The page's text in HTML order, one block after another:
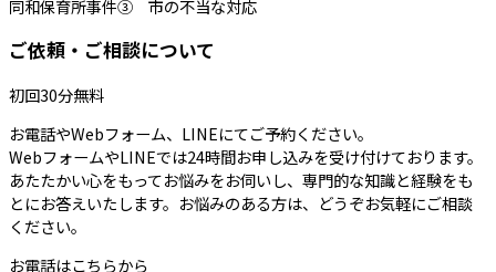
同和保育所事件③ 市の不当な対応
ご依頼・ご相談について
初回30分無料
お電話やWebフォーム、LINEにてご予約ください。
WebフォームやLINEでは24時間お申し込みを受け付けております。
あたたかい心をもってお悩みをお伺いし、専門的な知識と経験をも
とにお答えいたします。お悩みのある方は、どうぞお気軽にご相談
ください。
お電話はこちらから